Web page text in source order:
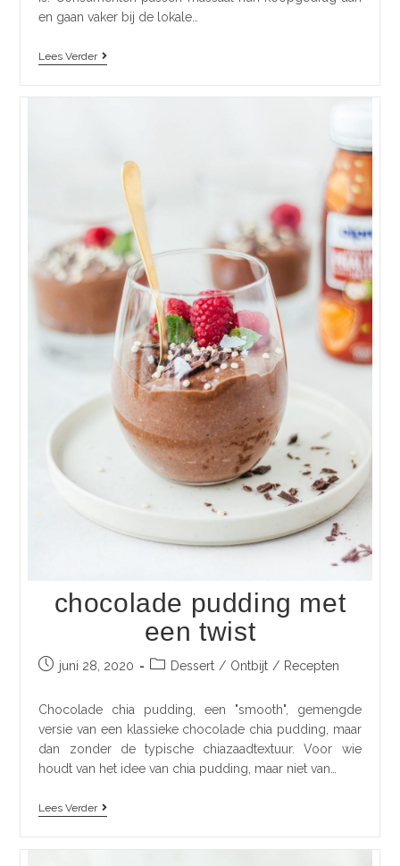
en gaan vaker bij de lokale…
Lees Verder
chocolade pudding met
een twist
juni 28, 2020 Dessert / Ontbijt / Recepten
Chocolade chia pudding, een "smooth", gemengde
versie van een klassieke chocolade chia pudding, maar
dan zonder de typische chiazaadtextuur. Voor wie
houdt van het idee van chia pudding, maar niet van…
Lees Verder